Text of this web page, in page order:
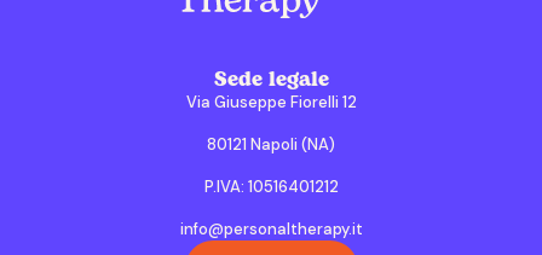
Sede legale
Via Giuseppe Fiorelli 12
80121 Napoli (NA)
P.IVA: 10516401212
info@personaltherapy.it